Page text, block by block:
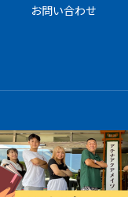
お問い合わせ